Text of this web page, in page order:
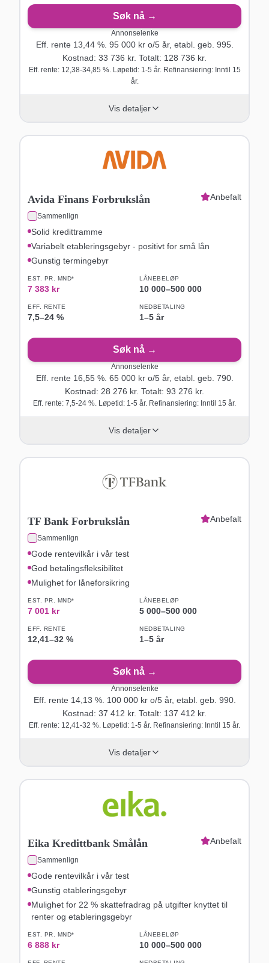
Søk nå →
Annonselenke
Eff. rente 13,44%. 95 000kr o/5år, etabl. geb. 995.
Kostnad: 33 736 kr. Totalt: 128 736 kr.
Eff. rente: 12,38-34,85 %. Løpetid: 1-5 år. Refinansiering: Inntil 15
år.
Vis detaljer
Avida Finans Forbrukslån
Sammenlign
Anbefalt
Solid kredittramme
Variabelt etableringsgebyr - positivt for små lån
Gunstig termingebyr
EST. PR. MND*
7 383 kr
LÅNEBELØP
10 000–500 000
EFF. RENTE
7,5–24 %
NEDBETALING
1–5 år
Søk nå →
Annonselenke
Eff. rente 16,55%. 65 000kr o/5år, etabl. geb. 790.
Kostnad: 28 276 kr. Totalt: 93 276 kr.
Eff. rente: 7,5-24 %. Løpetid: 1-5 år. Refinansiering: Inntil 15 år.
Vis detaljer
TF Bank Forbrukslån
Sammenlign
Anbefalt
Gode rentevilkår i vår test
God betalingsfleksibilitet
Mulighet for låneforsikring
EST. PR. MND*
7 001 kr
LÅNEBELØP
5 000–500 000
EFF. RENTE
12,41–32 %
NEDBETALING
1–5 år
Søk nå →
Annonselenke
Eff. rente 14,13 %. 100 000kr o/5år, etabl. geb. 990.
Kostnad: 37 412 kr. Totalt: 137 412 kr.
Eff. rente: 12,41-32 %. Løpetid: 1-5 år. Refinansiering: Inntil 15 år.
Vis detaljer
Eika Kredittbank Smålån
Sammenlign
Anbefalt
Gode rentevilkår i vår test
Gunstig etableringsgebyr
Mulighet for 22 % skattefradrag på utgifter knyttet til
renter og etableringsgebyr
EST. PR. MND*
6 888 kr
LÅNEBELØP
10 000–500 000